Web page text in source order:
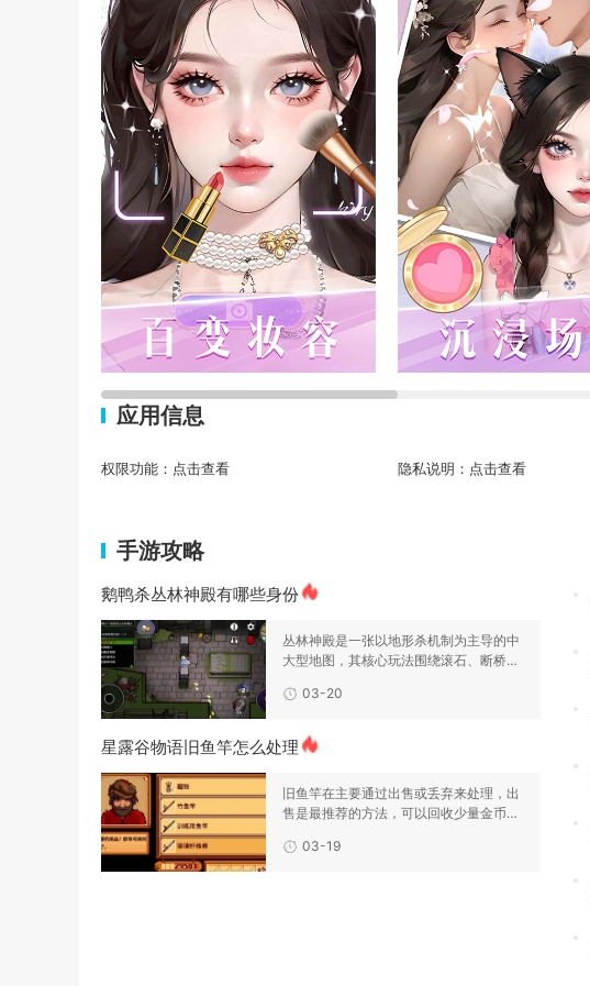
应用信息
权限功能： 点击查看 隐私说明： 点击查看
手游攻略
鹅鸭杀丛林神殿有哪些身份
丛林神殿是一张以地形杀机制为主导的中
大型地图，其核心玩法围绕滚石、断桥与
03-20
星露谷物语旧鱼竿怎么处理
旧鱼竿在主要通过出售或丢弃来处理，出
售是最推荐的方法，可以回收少量金币并
03-19